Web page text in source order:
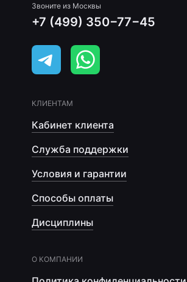
Звоните из Москвы
+7 (499) 350−77−45
КЛИЕНТАМ
Кабинет клиента
Служба поддержки
Условия и гарантии
Способы оплаты
Дисциплины
О КОМПАНИИ